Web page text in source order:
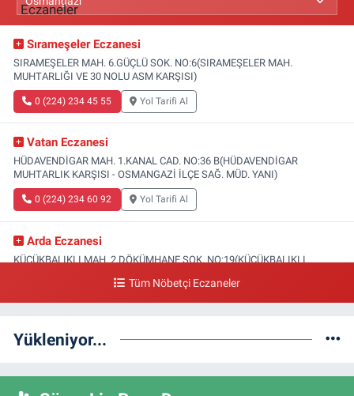
Sırameşeler Eczanesi
SIRAMEŞELER MAH. 6.GÜÇLÜ SOK. NO:6(SIRAMEŞELER MAH.
MUHTARLIĞI VE 30 NOLU ASM KARŞISI)
0 (224) 234 45 55 Yol Tarifi Al
Vatan Eczanesi
HÜDAVENDİGAR MAH. 1.KANAL CAD. NO:36 B(HÜDAVENDİGAR
MUHTARLIK KARŞISI - OSMANGAZİ İLÇE SAĞ. MÜD. YANI)
0 (224) 234 60 92 Yol Tarifi Al
Arda Eczanesi
KÜÇÜKBALIKLI MAH. 2.DÖKÜMHANE SOK. NO:19(KÜÇÜKBALIKLI
Türsel Eczanesi
Tüm Nöbetçi Eczaneler
Yükleniyor...